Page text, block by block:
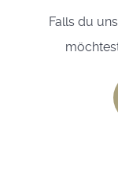
Falls du